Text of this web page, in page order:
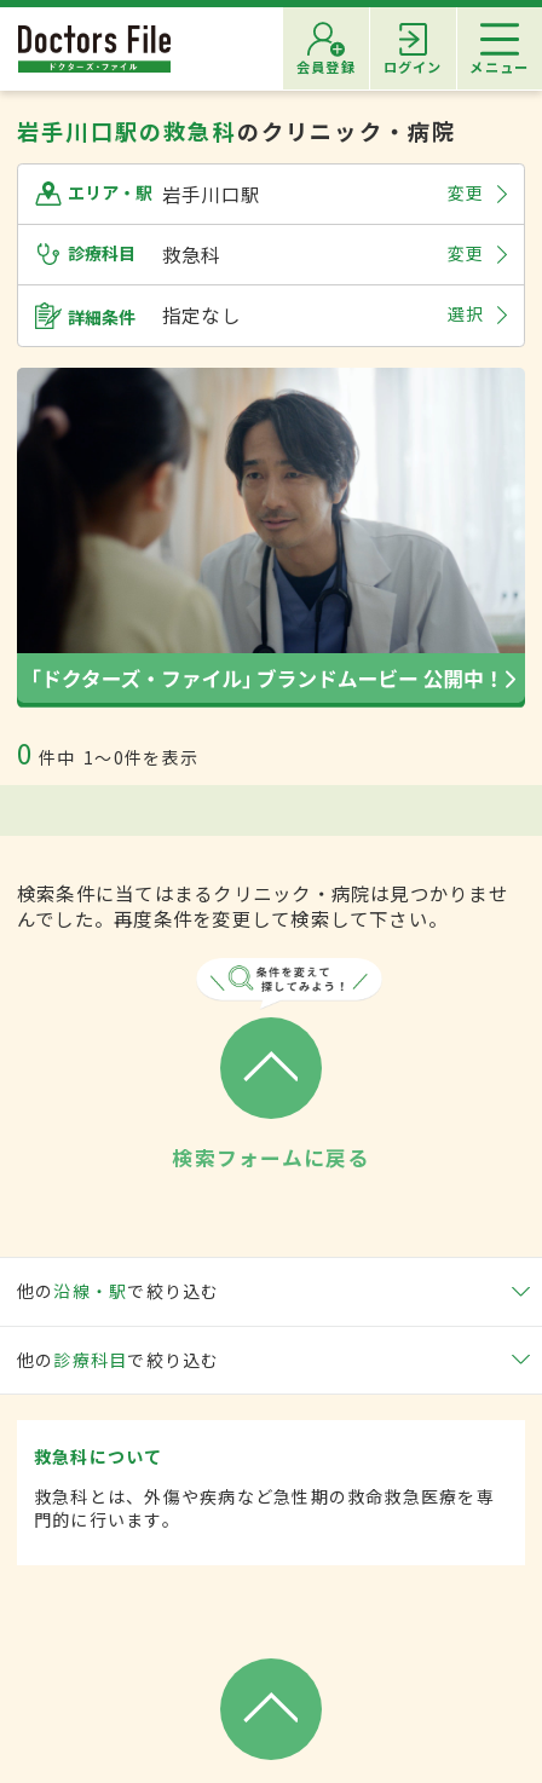
会員登録 ログイン メニュー
岩手川口駅の救急科のクリニック・病院
エリア・駅 岩手川口駅 変更
診療科目 救急科 変更
詳細条件 指定なし 選択
0 件中 1〜0件を表示
検索条件に当てはまるクリニック・病院は見つかりませ
んでした。再度条件を変更して検索して下さい。
検索フォームに戻る
他の沿線・駅で絞り込む
他の 診療科目で絞り込む
救急科について
救急科とは、外傷や疾病など急性期の救命救急医療を専
門的に行います。